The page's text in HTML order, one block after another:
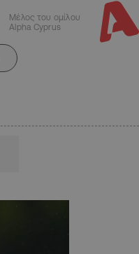
Μέλος του ομίλου
Alpha Cyprus